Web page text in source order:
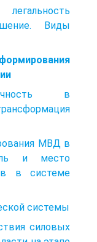
Виды
в
МВД в
и место
в системе
системы
силовых